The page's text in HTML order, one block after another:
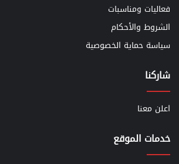
فعاليات ومناسبات
الشروط والأحكام
سياسة حماية الخصوصية
شاركنا
اعلن معنا
خدمات الموقع